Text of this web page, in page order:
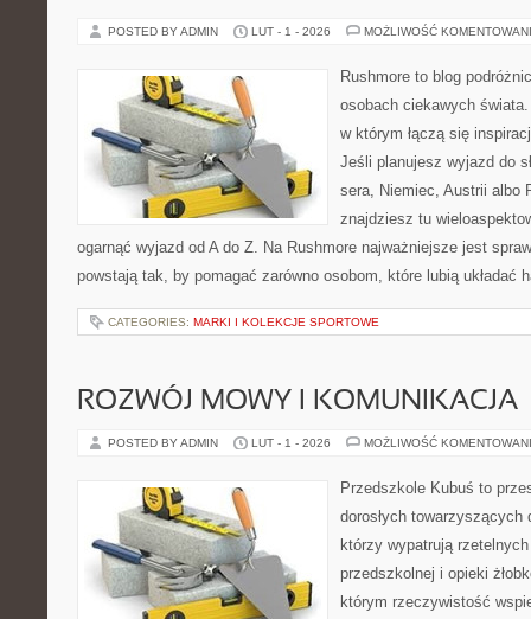
POSTED BY ADMIN LUT - 1 - 2026 MOŻLIWOŚĆ
Rushmore to blog
osobach ciekawych
w którym łączą się
Jeśli planujesz wyjazd do
sera, Niemiec, Austrii albo
znajdziesz tu
ogarnąć wyjazd od A do Z. Na Rushmore najważniejsze jest
powstają tak, by pomagać zarówno osobom, które lubią układać
CATEGORIES: MARKI I KOLEKCJE SPORTOWE
ROZWÓJ MOWY I KOMUNIKACJA
POSTED BY ADMIN LUT - 1 - 2026 MOŻLIWOŚĆ
Przedszkole Kubuś to
dorosłych
którzy wypatrują
przedszkolnej i opieki
którym rzeczywistość